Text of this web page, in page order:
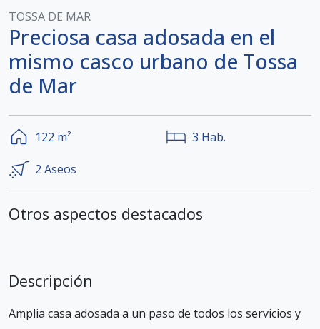
TOSSA DE MAR
Preciosa casa adosada en el
mismo casco urbano de Tossa
de Mar
122 m² 3 Hab.
2 Aseos
Otros aspectos destacados
Descripción
Amplia casa adosada a un paso de todos los servicios y